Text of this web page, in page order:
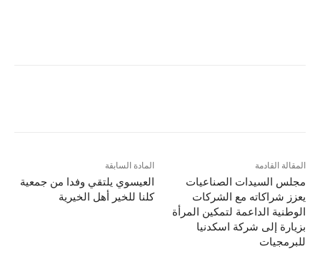
المادة السابقة
العيسوي يلتقي وفدا من جمعية
كلنا للخير أهل الخيرية
المقالة القادمة
مجلس السيدات الصناعيات
يعزز شراكاته مع الشركات
الوطنية الداعمة لتمكين المرأة
بزيارة إلى شركة اسكدنيا
للبرمجيات